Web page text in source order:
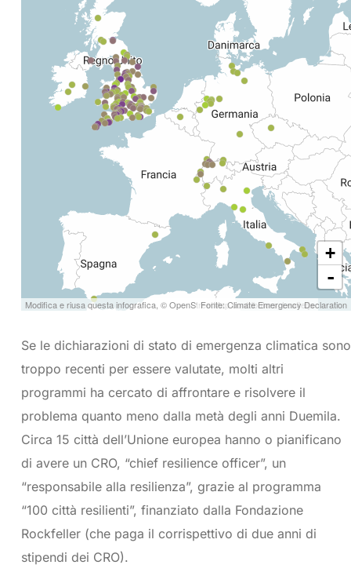
Se le dichiarazioni di stato di emergenza climatica sono
troppo recenti per essere valutate, molti altri
programmi ha cercato di affrontare e risolvere il
problema quanto meno dalla metà degli anni Duemila.
Circa 15 città dell’Unione europea hanno o pianificano
di avere un CRO, “chief resilience officer”, un
“responsabile alla resilienza”, grazie al programma
“100 città resilienti”, finanziato dalla Fondazione
Rockfeller (che paga il corrispettivo di due anni di
stipendi dei CRO).